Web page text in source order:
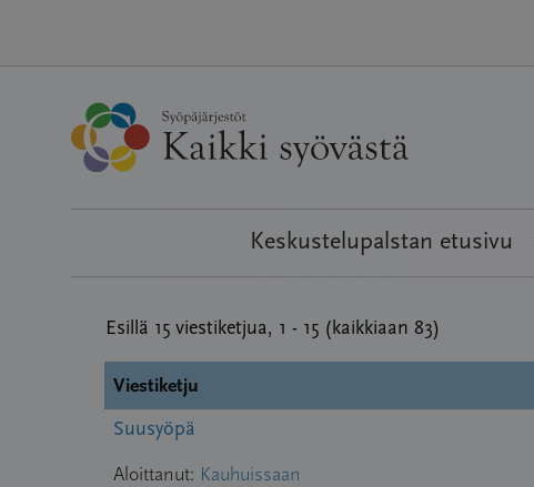
sisältöön
Keskustelupalstan etusivu
Esillä 15 viestiketjua, 1 - 15 (kaikkiaan 83)
Viestiketju
Suusyöpä
Aloittanut: Kauhuissaan